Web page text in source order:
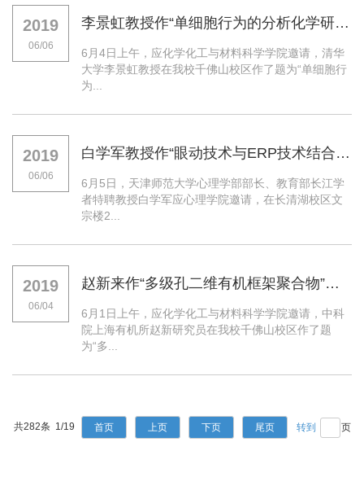
2019
06/06
李景虹教授作“单细胞行为的分析化学研究”学术报告
6月4日上午，应化学化工与材料科学学院邀请，清华
大学李景虹教授在我校千佛山校区作了题为“单细胞行
为...
2019
06/06
白学军教授作“眼动技术与ERP技术结合在阅读研究中的应用” 学术报告
6月5日，天津师范大学心理学部部长、教育部长江学
者特聘教授白学军应心理学院邀请，在长清湖校区文
宗楼2...
2019
06/04
赵新来作“多级孔二维有机框架聚合物”学术报告
6月1日上午，应化学化工与材料科学学院邀请，中科
院上海有机所赵新研究员在我校千佛山校区作了题
为“多...
共282条 1/19 首页 上页 下页 尾页 页